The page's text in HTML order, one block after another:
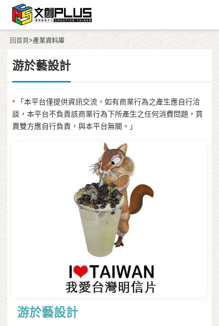
回首頁>產業資料庫
游於藝設計
*
「本平台僅提供資訊交流，如有商業行為之產生應自行洽
談，本平台不負責該商業行為下所產生之任何消費問題，買
賣雙方應自行負責，與本平台無關。」
游於藝設計